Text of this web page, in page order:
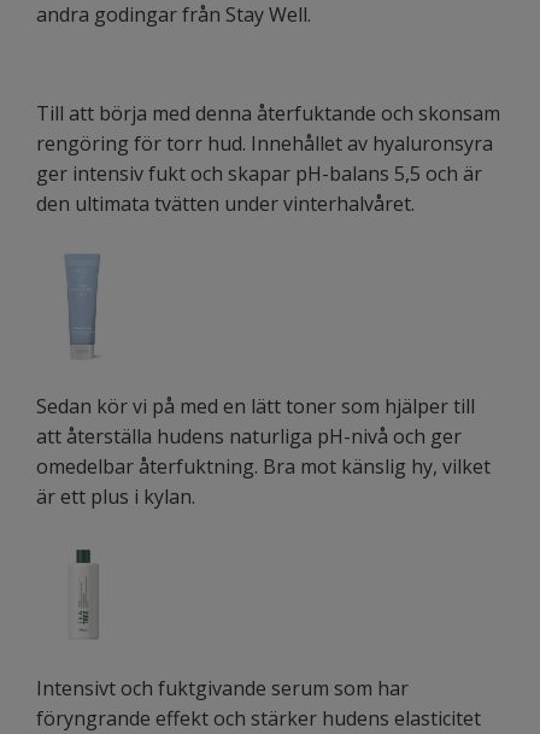
andra godingar från Stay Well.
Till att börja med denna återfuktande och skonsam
rengöring för torr hud. Innehållet av hyaluronsyra
ger intensiv fukt och skapar pH-balans 5,5 och är
den ultimata tvätten under vinterhalvåret.
Sedan kör vi på med en lätt toner som hjälper till
att återställa hudens naturliga pH-nivå och ger
omedelbar återfuktning. Bra mot känslig hy, vilket
är ett plus i kylan.
Intensivt och fuktgivande serum som har
föryngrande effekt och stärker hudens elasticitet